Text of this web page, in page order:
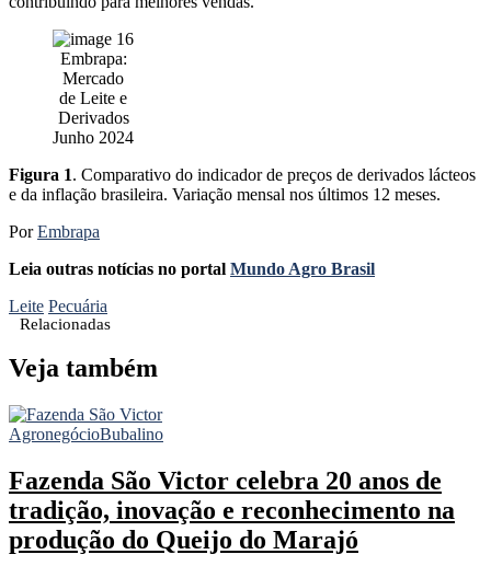
Embrapa:
Mercado
de Leite e
Derivados
Junho 2024
Figura 1. Comparativo do indicador de preços de derivados lácteos
e da inflação brasileira. Variação mensal nos últimos 12 meses.
PorEmbrapa
Leia outras notícias no portal Mundo Agro Brasil
Leite Pecuária
Relacionadas
Veja também
AgronegócioBubalino
Fazenda São Victor celebra 20 anos de
tradição, inovação e reconhecimento na
produção do Queijo do Marajó